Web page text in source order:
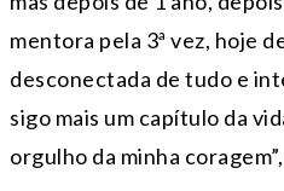
mentora pela 3ª vez, hoje
desconectada de tudo e
sigo mais um capítulo da
orgulho da minha